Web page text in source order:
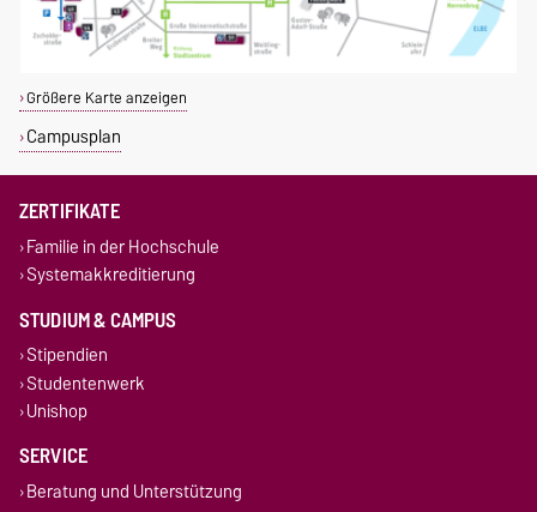
Größere Karte anzeigen
Campusplan
ZERTIFIKATE
Familie in der Hochschule
Systemakkreditierung
STUDIUM & CAMPUS
Stipendien
Studentenwerk
Unishop
SERVICE
Beratung und Unterstützung